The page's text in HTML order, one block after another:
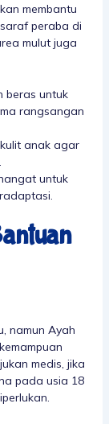
membantu
peraba di
mulut juga
beras untuk
rangsangan
anak agar
untuk
namun Ayah
medis, jika
pada usia 18